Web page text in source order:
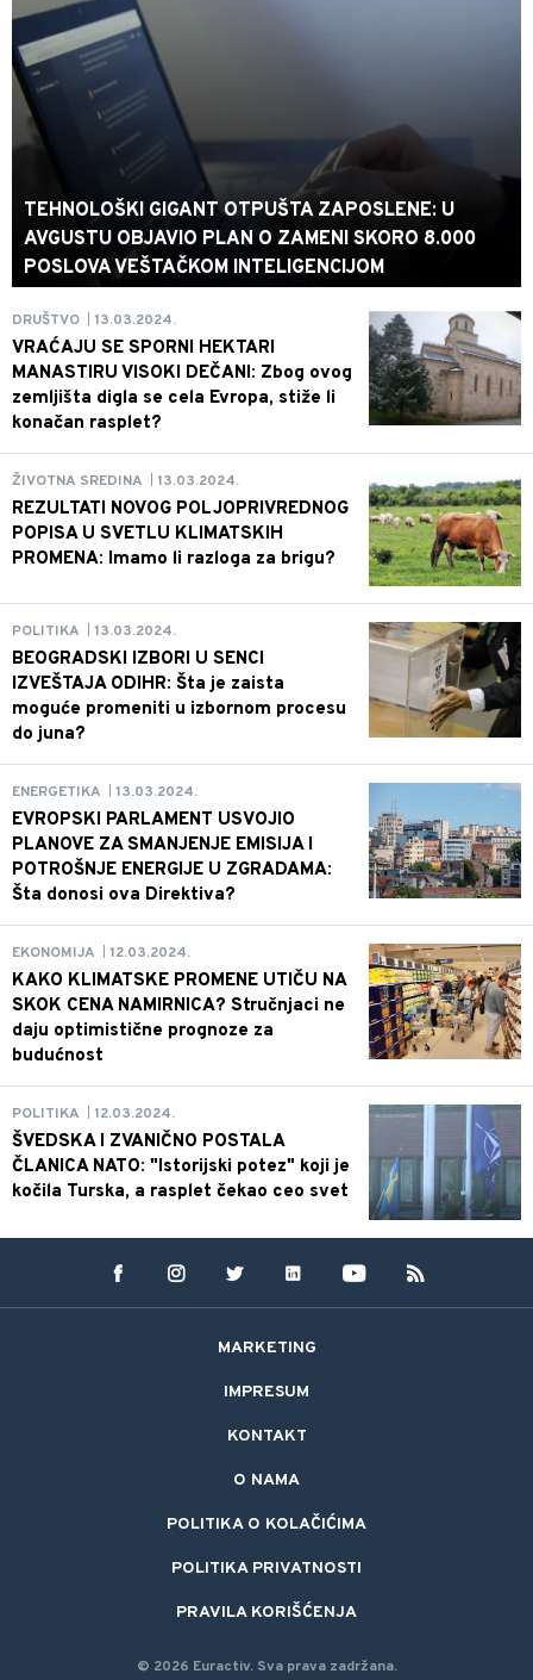
TEHNOLOŠKI GIGANT OTPUŠTA ZAPOSLENE: U
AVGUSTU OBJAVIO PLAN O ZAMENI SKORO 8.000
POSLOVA VEŠTAČKOM INTELIGENCIJOM
DRUŠTVO 13.03.2024.
VRAĆAJU SE SPORNI HEKTARI
MANASTIRU VISOKI DEČANI: Zbog ovog
zemljišta digla se cela Evropa, stiže li
konačan rasplet?
ŽIVOTNA SREDINA 13.03.2024.
REZULTATI NOVOG POLJOPRIVREDNOG
POPISA U SVETLU KLIMATSKIH
PROMENA: Imamo li razloga za brigu?
POLITIKA 13.03.2024.
BEOGRADSKI IZBORI U SENCI
IZVEŠTAJA ODIHR: Šta je zaista
moguće promeniti u izbornom procesu
do juna?
ENERGETIKA 13.03.2024.
EVROPSKI PARLAMENT USVOJIO
PLANOVE ZA SMANJENJE EMISIJA I
POTROŠNJE ENERGIJE U ZGRADAMA:
Šta donosi ova Direktiva?
EKONOMIJA 12.03.2024.
KAKO KLIMATSKE PROMENE UTIČU NA
SKOK CENA NAMIRNICA? Stručnjaci ne
daju optimistične prognoze za
budućnost
POLITIKA 12.03.2024.
ŠVEDSKA I ZVANIČNO POSTALA
ČLANICA NATO: "Istorijski potez" koji je
kočila Turska, a rasplet čekao ceo svet
MARKETING
IMPRESUM
KONTAKT
O NAMA
POLITIKA O KOLAČIĆIMA
POLITIKA PRIVATNOSTI
PRAVILA KORIŠĆENJA
© 2026 Euractiv. Sva prava zadržana.